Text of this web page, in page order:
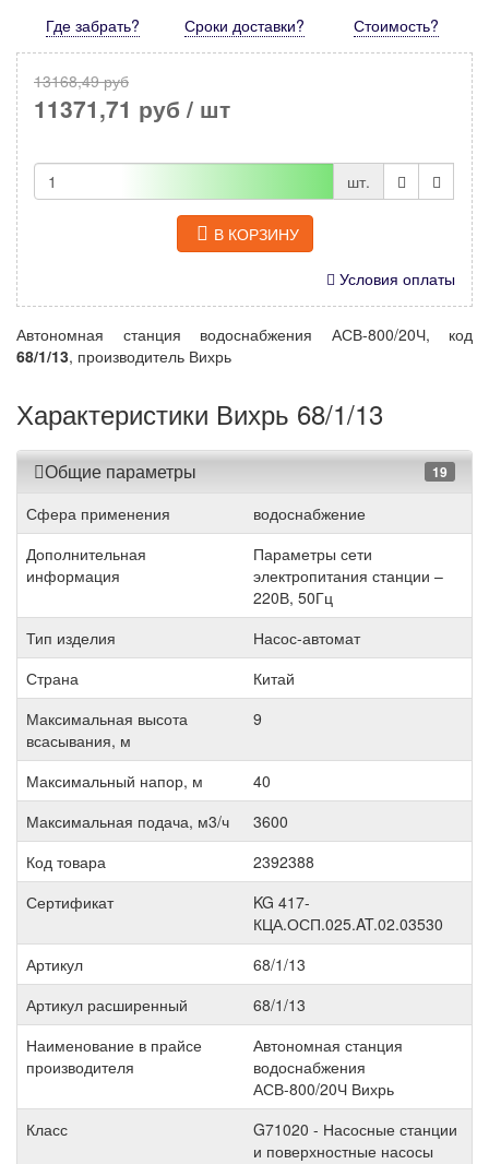
Где забрать? Сроки доставки? Стоимость?
13168,49 руб
11371,71 руб / шт
шт.
В КОРЗИНУ
Условия оплаты
Автономная станция водоснабжения АСВ-800/20Ч, код
68/1/13, производитель Вихрь
Характеристики Вихрь 68/1/13
Общие параметры 19
Сфера применения
водоснабжение
Дополнительная
информация
Параметры сети
электропитания станции –
220В, 50Гц
Тип изделия
Насос-автомат
Страна
Китай
Максимальная высота
всасывания, м
9
Максимальный напор, м
40
Максимальная подача, м3/ч
3600
Код товара
2392388
Сертификат
KG 417-
КЦА.ОСП.025.AT.02.03530
Артикул
68/1/13
Артикул расширенный
68/1/13
Наименование в прайсе
производителя
Автономная станция
водоснабжения
АСВ-800/20Ч Вихрь
Класс
G71020 - Насосные станции
и поверхностные насосы